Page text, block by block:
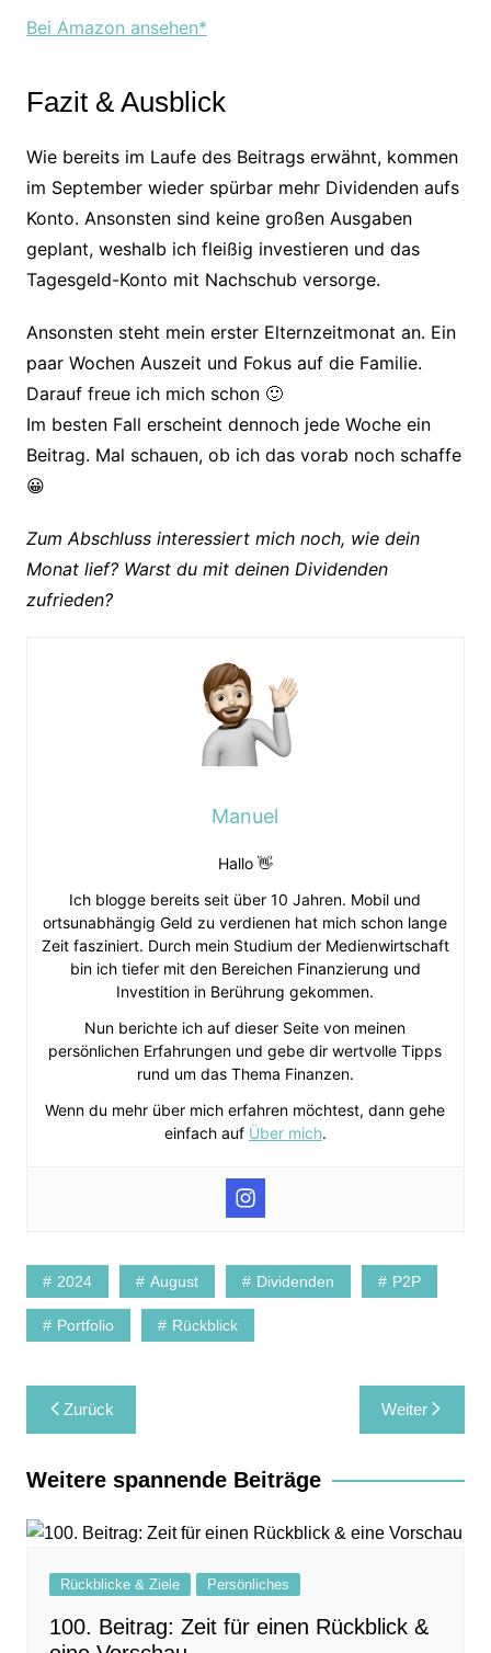
Bei Amazon ansehen*
Fazit & Ausblick
Wie bereits im Laufe des Beitrags erwähnt, kommen
im September wieder spürbar mehr Dividenden aufs
Konto. Ansonsten sind keine großen Ausgaben
geplant, weshalb ich fleißig investieren und das
Tagesgeld-Konto mit Nachschub versorge.
Ansonsten steht mein erster Elternzeitmonat an. Ein
paar Wochen Auszeit und Fokus auf die Familie.
Darauf freue ich mich schon 🙂
Im besten Fall erscheint dennoch jede Woche ein
Beitrag. Mal schauen, ob ich das vorab noch schaffe
😀
Zum Abschluss interessiert mich noch, wie dein
Monat lief? Warst du mit deinen Dividenden
zufrieden?
Manuel
Hallo 👋
Ich blogge bereits seit über 10 Jahren. Mobil und
ortsunabhängig Geld zu verdienen hat mich schon lange
Zeit fasziniert. Durch mein Studium der Medienwirtschaft
bin ich tiefer mit den Bereichen Finanzierung und
Investition in Berührung gekommen.
Nun berichte ich auf dieser Seite von meinen
persönlichen Erfahrungen und gebe dir wertvolle Tipps
rund um das Thema Finanzen.
Wenn du mehr über mich erfahren möchtest, dann gehe
einfach auf Über mich.
2024 August Dividenden P2P
Portfolio Rückblick
Beitragsnavigation
Zurück Weiter
Weitere spannende Beiträge
Rückblicke & Ziele Persönliches
100. Beitrag: Zeit für einen Rückblick &